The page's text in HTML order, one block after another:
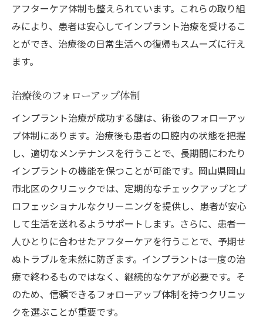
アフターケア体制も整えられています。これらの取り組
みにより、患者は安心してインプラント治療を受けるこ
とができ、治療後の日常生活への復帰もスムーズに行え
ます。
治療後のフォローアップ体制
インプラント治療が成功する鍵は、術後のフォローアッ
プ体制にあります。治療後も患者の口腔内の状態を把握
し、適切なメンテナンスを行うことで、長期間にわたり
インプラントの機能を保つことが可能です。岡山県岡山
市北区のクリニックでは、定期的なチェックアップとプ
ロフェッショナルなクリーニングを提供し、患者が安心
して生活を送れるようサポートします。さらに、患者一
人ひとりに合わせたアフターケアを行うことで、予期せ
ぬトラブルを未然に防ぎます。インプラントは一度の治
療で終わるものではなく、継続的なケアが必要です。そ
のため、信頼できるフォローアップ体制を持つクリニッ
クを選ぶことが重要です。